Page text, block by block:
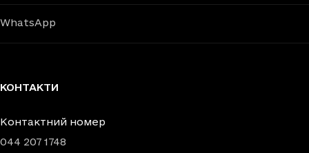
WhatsApp
КОНТАКТИ
Контактний номер
044 207 1748